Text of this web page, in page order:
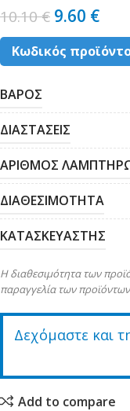
10.10€ 9.60 €
Κωδικός
ΒΑΡΟΣ
ΔΙΑΣΤΑΣΕΙΣ
ΑΡΙΘΜΟΣ
ΔΙΑΘΕΣΙΜΟΤΗΤΑ
ΚΑΤΑΣΚΕΥΑΣΤΗΣ
Η διαθεσιμότητα των
παραγγελία των
Δεχόμαστε και
Add to compare